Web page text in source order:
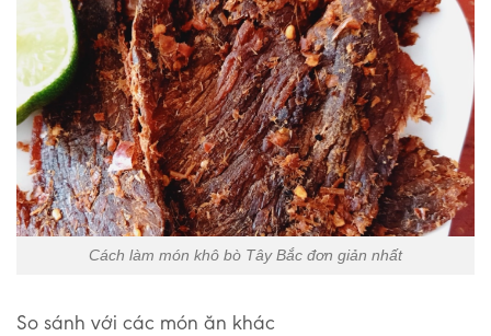
Cách làm món khô bò Tây Bắc đơn giản nhất
So sánh với các món ăn khác